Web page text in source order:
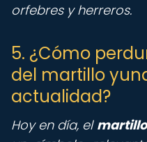
orfebres y herreros.
5. ¿Cómo
del martillo
actualidad?
Hoy en día, el